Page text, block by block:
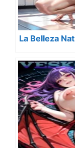
La Belleza